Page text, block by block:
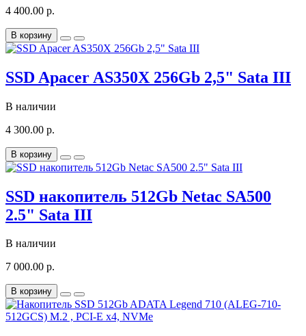
4 400.00 р.
В корзину
SSD Apacer AS350X 256Gb 2,5" Sata III
В наличии
4 300.00 р.
В корзину
SSD накопитель 512Gb Netac SA500
2.5" Sata III
В наличии
7 000.00 р.
В корзину